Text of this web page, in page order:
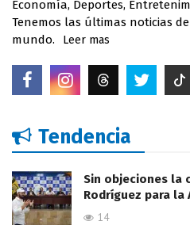
Economía, Deportes,
Tenemos las últimas noticias
mundo.
Leer mas
Tendencia
Sin objeciones la
Rodríguez para
14